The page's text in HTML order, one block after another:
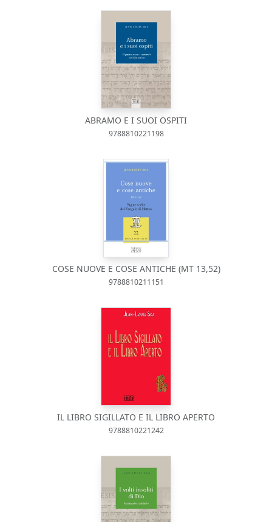
ABRAMO E I SUOI OSPITI
9788810221198
COSE NUOVE E COSE ANTICHE (MT 13,52)
9788810211151
IL LIBRO SIGILLATO E IL LIBRO APERTO
9788810221242